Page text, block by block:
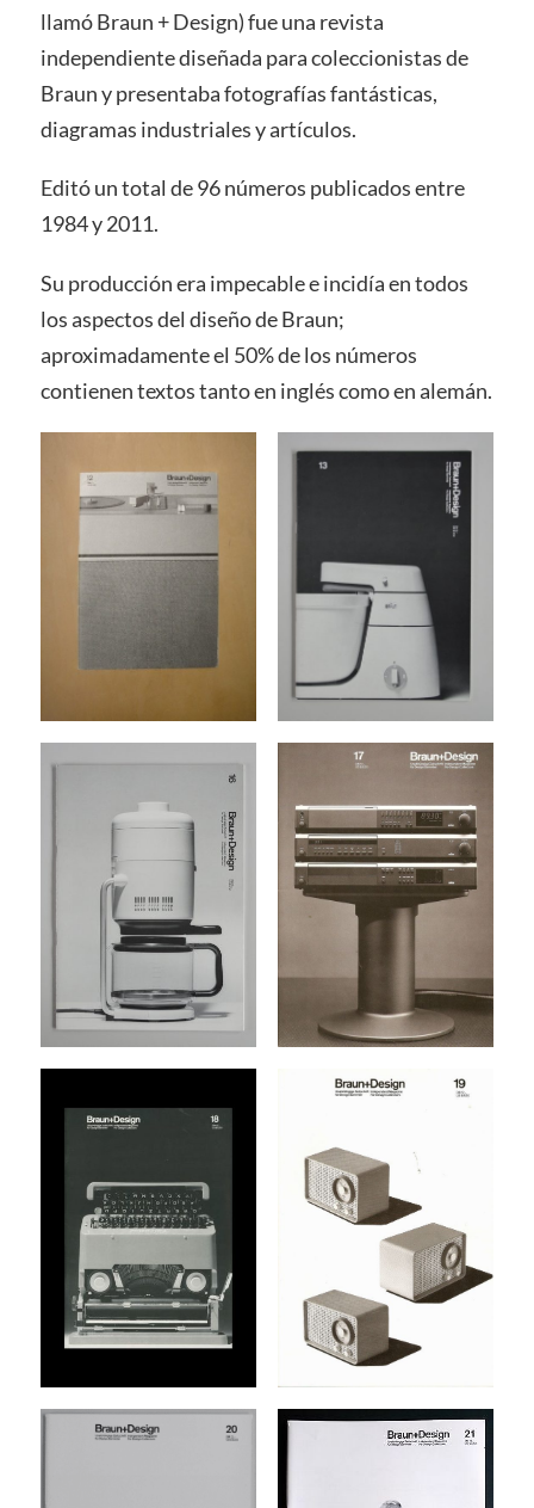
llamó Braun + Design) fue una revista
independiente diseñada para coleccionistas de
Braun y presentaba fotografías fantásticas,
diagramas industriales y artículos.
Editó un total de 96 números publicados entre
1984 y 2011.
Su producción era impecable e incidía en todos
los aspectos del diseño de Braun;
aproximadamente el 50% de los números
contienen textos tanto en inglés como en alemán.